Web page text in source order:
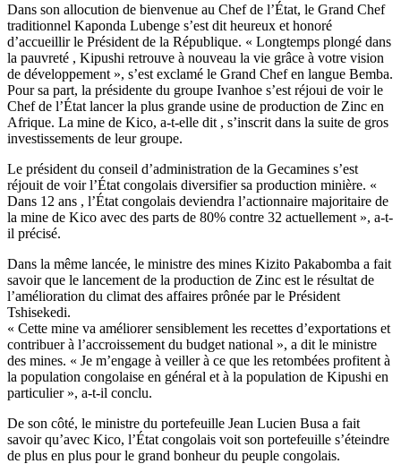
Dans son allocution de bienvenue au Chef de l’État, le Grand Chef
traditionnel Kaponda Lubenge s’est dit heureux et honoré
d’accueillir le Président de la République. « Longtemps plongé dans
la pauvreté , Kipushi retrouve à nouveau la vie grâce à votre vision
de développement », s’est exclamé le Grand Chef en langue Bemba.
Pour sa part, la présidente du groupe Ivanhoe s’est réjoui de voir le
Chef de l’État lancer la plus grande usine de production de Zinc en
Afrique. La mine de Kico, a-t-elle dit , s’inscrit dans la suite de gros
investissements de leur groupe.
Le président du conseil d’administration de la Gecamines s’est
réjouit de voir l’État congolais diversifier sa production minière. «
Dans 12 ans , l’État congolais deviendra l’actionnaire majoritaire de
la mine de Kico avec des parts de 80% contre 32 actuellement », a-t-
il précisé.
Dans la même lancée, le ministre des mines Kizito Pakabomba a fait
savoir que le lancement de la production de Zinc est le résultat de
l’amélioration du climat des affaires prônée par le Président
Tshisekedi.
« Cette mine va améliorer sensiblement les recettes d’exportations et
contribuer à l’accroissement du budget national », a dit le ministre
des mines. « Je m’engage à veiller à ce que les retombées profitent à
la population congolaise en général et à la population de Kipushi en
particulier », a-t-il conclu.
De son côté, le ministre du portefeuille Jean Lucien Busa a fait
savoir qu’avec Kico, l’État congolais voit son portefeuille s’éteindre
de plus en plus pour le grand bonheur du peuple congolais.